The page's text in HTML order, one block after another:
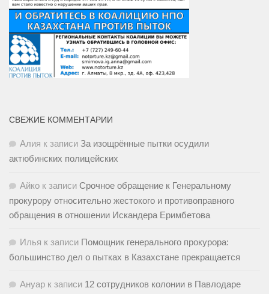
СВЕЖИЕ КОММЕНТАРИИ
Алия к записи За изощрённые пытки осудили
актюбинских полицейских
Айко к записи Срочное обращение к Генеральному
прокурору относительно жестокого и противоправного
обращения в отношении Искандера Еримбетова
Илья к записи Помощник генерального прокурора:
большинство дел о пытках в Казахстане прекращается
Ануар к записи 12 сотрудников колонии в Павлодаре